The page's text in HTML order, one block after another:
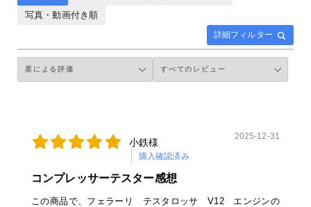
詳細フィルター
写真・動画付き順
小鉄様
購入確認済み
2025-12-31
コンプレッサーテスター感想
この商品で、フェラーリ テスタロッサ V12 エンジンの